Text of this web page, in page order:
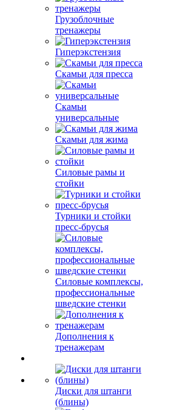
Грузоблочные
тренажеры
Гиперэкстензия
Скамьи для пресса
Скамьи
универсальные
Скамьи для жима
Силовые рамы и
стойки
Турники и стойки
пресс-брусья
Силовые комплексы,
профессиональные
шведские стенки
Дополнения к
тренажерам
Диски для штанги
(блины)